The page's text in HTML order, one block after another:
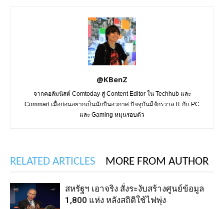
@KBenZ
จากคอลัมนิสต์ Comtoday สู่ Content Editor ใน Techhub และ
Commart เมื่อก่อนอยากเป็นนักบินอวกาศ ปัจจุบันมีจักรวาล IT กับ PC
และ Gaming หมุนรอบตัว
RELATED ARTICLES MORE FROM AUTHOR
สหรัฐฯ เอาจริง สั่งระงับสร้างศูนย์ข้อมูล
1,800 แห่ง หลังสถิติใช้ไฟพุ่ง